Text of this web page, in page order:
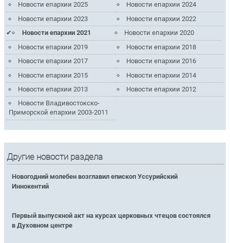
Новости епархии 2025
Новости епархии 2024
Новости епархии 2023
Новости епархии 2022
Новости епархии 2021
Новости епархии 2020
Новости епархии 2019
Новости епархии 2018
Новости епархии 2017
Новости епархии 2016
Новости епархии 2015
Новости епархии 2014
Новости епархии 2013
Новости епархии 2012
Новости Владивостокско-
Приморской епархии 2003-2011
Другие новости раздела
Новогодний молебен возглавил епископ Уссурийский
Иннокентий
Первый выпускной акт на курсах церковных чтецов состоялся
в Духовном центре